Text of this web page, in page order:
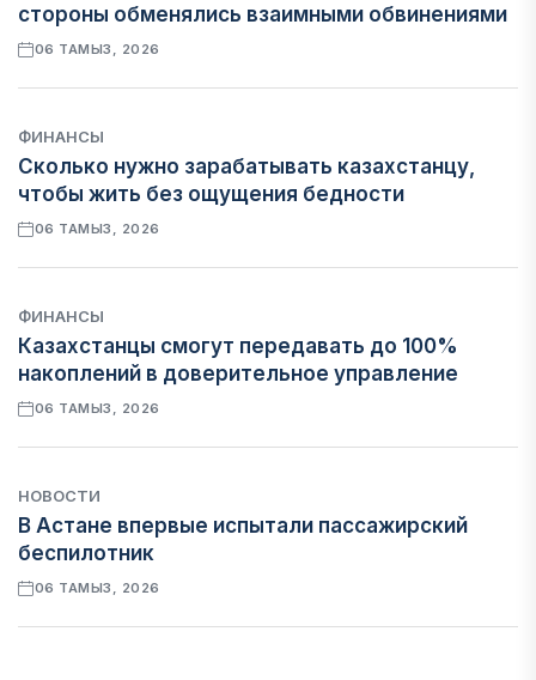
стороны обменялись взаимными обвинениями
06 ТАМЫЗ, 2026
ФИНАНСЫ
Сколько нужно зарабатывать казахстанцу,
чтобы жить без ощущения бедности
06 ТАМЫЗ, 2026
ФИНАНСЫ
Казахстанцы смогут передавать до 100%
накоплений в доверительное управление
06 ТАМЫЗ, 2026
НОВОСТИ
В Астане впервые испытали пассажирский
беспилотник
06 ТАМЫЗ, 2026